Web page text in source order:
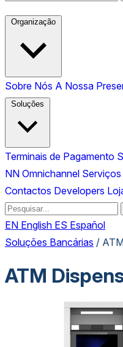
Organização
Sobre Nós A Nossa
Soluções
Terminais de Pagamento
NN Omnichannel
Contactos Developers
EN English ES Español
Soluções Bancárias /
ATM